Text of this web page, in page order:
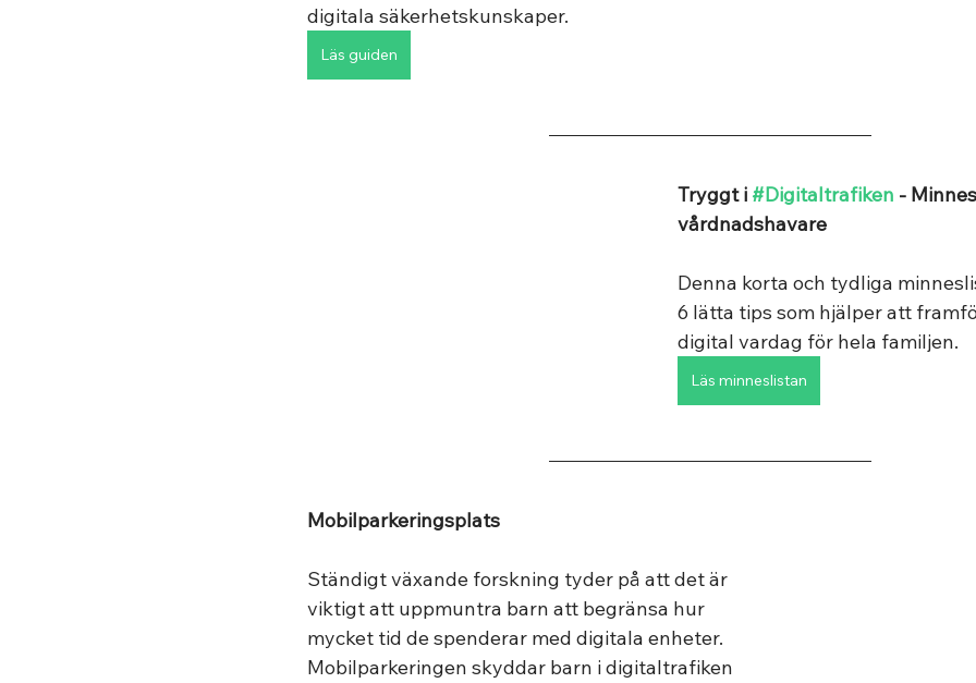
digitala säkerhetskunskaper.
Läs guiden
Tryggt i #Digitaltrafiken -
vårdnadshavare
Denna korta och tydliga
6 lätta tips som hjälper att
digital vardag för hela familjen.
Läs minneslistan
Mobilparkeringsplats
Ständigt växande forskning tyder på att det är
viktigt att uppmuntra barn att begränsa hur
mycket tid de spenderar med digitala enheter.
Mobilparkeringen skyddar barn i digitaltrafiken